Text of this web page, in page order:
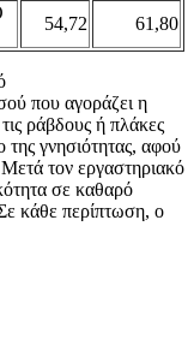
54,72 61,80
που αγοράζει η
ράβδους ή πλάκες
γνησιότητας, αφού
τον εργαστηριακό
σε καθαρό
κάθε περίπτωση, ο